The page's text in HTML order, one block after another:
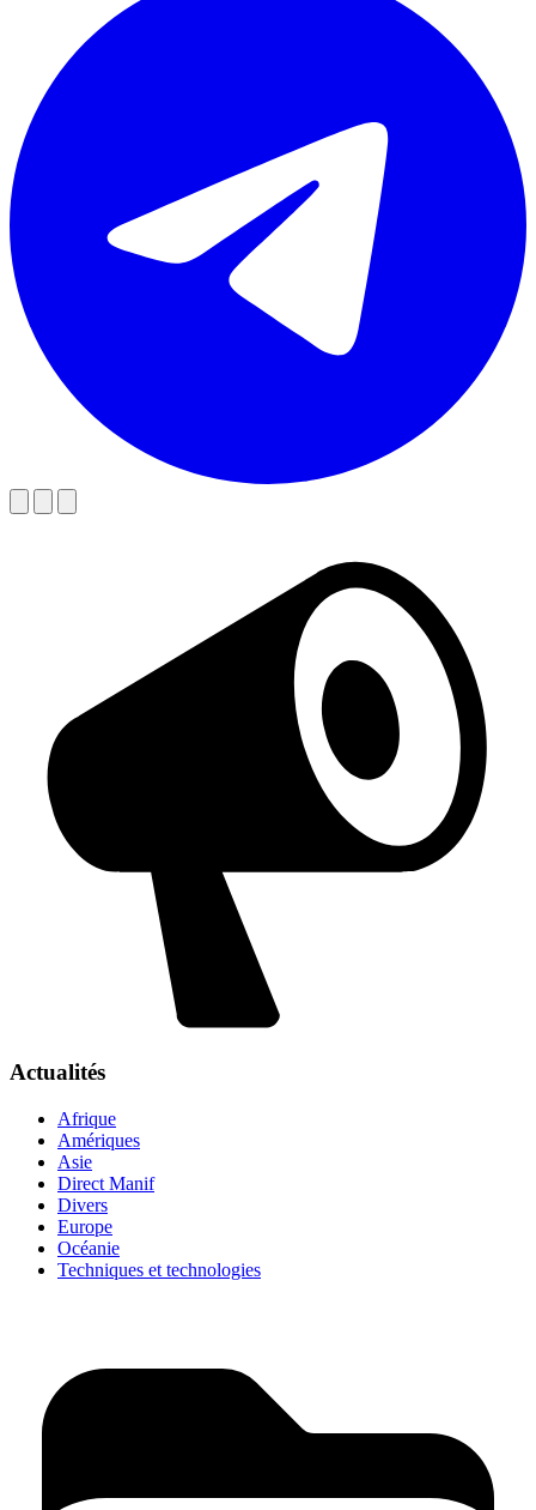
Actualités
Afrique
Amériques
Asie
Direct Manif
Divers
Europe
Océanie
Techniques et technologies